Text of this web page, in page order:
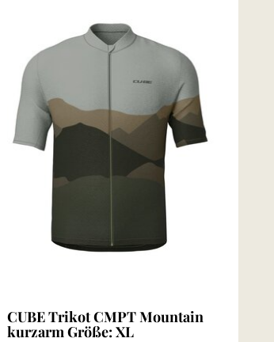
CUBE Trikot CMPT Mountain
kurzarm Größe: XL